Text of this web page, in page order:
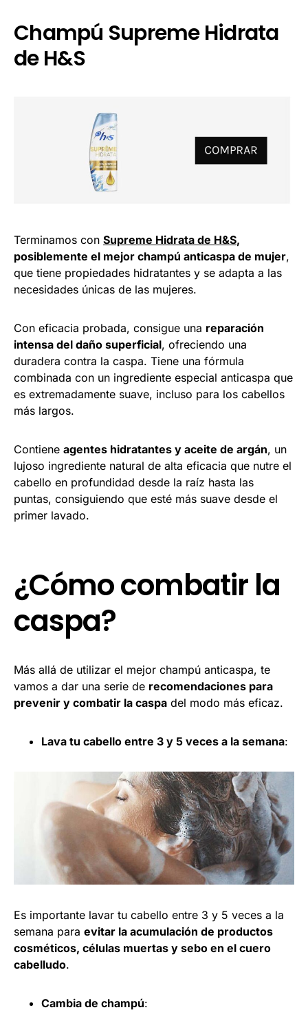
Champú Supreme Hidrata
de H&S
Terminamos con Supreme Hidrata de H&S,
posiblemente el mejor champú anticaspa de mujer,
que tiene propiedades hidratantes y se adapta a las
necesidades únicas de las mujeres.
Con eficacia probada, consigue una reparación
intensa del daño superficial, ofreciendo una
duradera contra la caspa. Tiene una fórmula
combinada con un ingrediente especial anticaspa que
es extremadamente suave, incluso para los cabellos
más largos.
Contiene agentes hidratantes y aceite de argán, un
lujoso ingrediente natural de alta eficacia que nutre el
cabello en profundidad desde la raíz hasta las
puntas, consiguiendo que esté más suave desde el
primer lavado.
¿Cómo combatir la
caspa?
Más allá de utilizar el mejor champú anticaspa, te
vamos a dar una serie de recomendaciones para
prevenir y combatir la caspa del modo más eficaz.
Lava tu cabello entre 3 y 5 veces a la semana:
Es importante lavar tu cabello entre 3 y 5 veces a la
semana para evitar la acumulación de productos
cosméticos, células muertas y sebo en el cuero
cabelludo.
Cambia de champú: